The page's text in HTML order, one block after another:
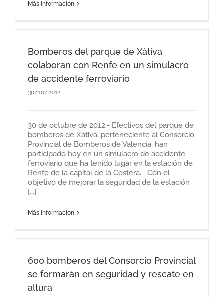
Más información
Bomberos del parque de Xàtiva
colaboran con Renfe en un simulacro
de accidente ferroviario
30/10/2012
30 de octubre de 2012.- Efectivos del parque de
bomberos de Xàtiva, perteneciente al Consorcio
Provincial de Bomberos de Valencia, han
participado hoy en un simulacro de accidente
ferroviario que ha tenido lugar en la estación de
Renfe de la capital de la Costera. Con el
objetivo de mejorar la seguridad de la estación
[...]
Más información
600 bomberos del Consorcio Provincial
se formarán en seguridad y rescate en
altura